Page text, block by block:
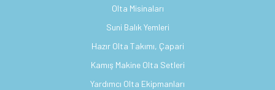
Olta Misinaları
Suni Balık Yemleri
Hazır Olta Takımı, Çapari
Kamış Makine Olta Setleri
Yardımcı Olta Ekipmanları